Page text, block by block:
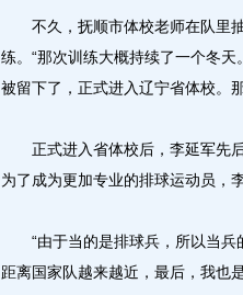
不久，抚顺市体校老师在队里抽
练。“那次训练大概持续了一个冬天
被留下了，正式进入辽宁省体校。
正式进入省体校后，李延军先后
为了成为更加专业的排球运动员，
“由于当的是排球兵，所以当兵
距离国家队越来越近，最后，我也